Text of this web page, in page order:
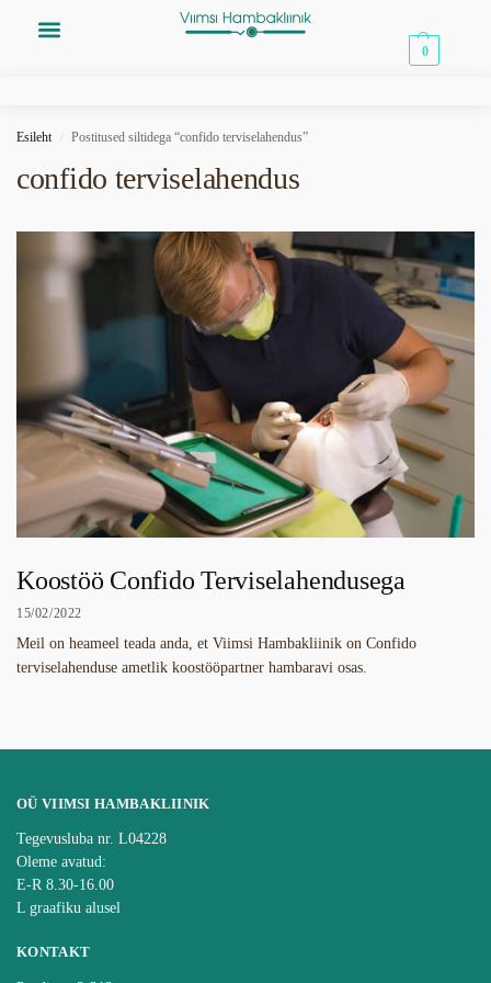
0
Esileht / Postitused siltidega “confido terviselahendus”
confido terviselahendus
Koostöö Confido Terviselahendusega
15/02/2022
Meil on heameel teada anda, et Viimsi Hambakliinik on Confido
terviselahenduse ametlik koostööpartner hambaravi osas.
OÜ VIIMSI HAMBAKLIINIK
Tegevusluba nr. L04228
Oleme avatud:
E-R 8.30-16.00
L graafiku alusel
KONTAKT